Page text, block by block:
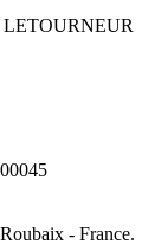
LETOURNEUR
- France.